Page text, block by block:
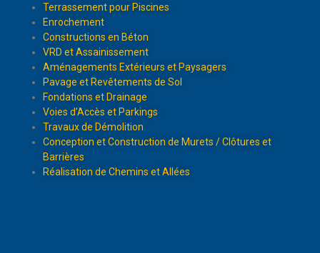
Terrassement pour Piscines
Enrochement
Constructions en Béton
VRD et Assainissement
Aménagements Extérieurs et Paysagers
Pavage et Revêtements de Sol
Fondations et Drainage
Voies d’Accès et Parkings
Travaux de Démolition
Conception et Construction de Murets / Clôtures et
Barrières
Réalisation de Chemins et Allées